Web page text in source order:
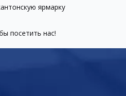
ярмарку
посетить нас!